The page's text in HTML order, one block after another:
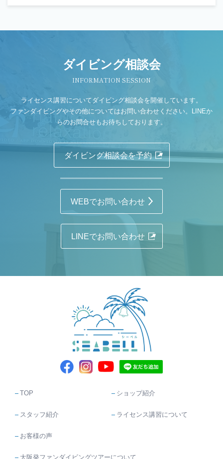
ダイビング相談会
INFORMATION SESSION
ライセンス講習についてダイビング相談会を開催しています。
ファンダイビングやその他についてはお問い合わせください。LINEか
らのお問合せもお待ちしております。
ダイビング相談会を予約
WEBでお問い合わせ
LINEでお問い合わせ
TOP ショップ紹介
スタッフ紹介 ライセンス講習について
お客様の声
大阪発ファンダイビングツアーについて